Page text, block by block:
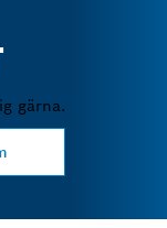
gärna.